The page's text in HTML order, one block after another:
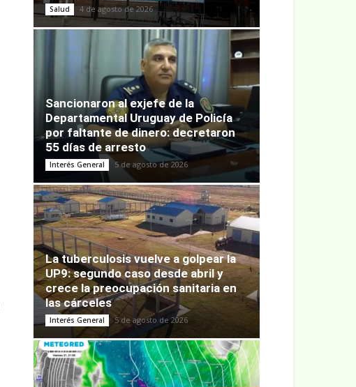
Salud 4 de agosto de 2026
Sancionaron al exjefe de la
Departamental Uruguay de Policía
por faltante de dinero: decretaron
55 días de arresto
Interés General 5 de agosto de 2026
La tuberculosis vuelve a golpear la
UP9: segundo caso desde abril y
crece la preocupación sanitaria en
las cárceles
Interés General 5 de agosto de 2026